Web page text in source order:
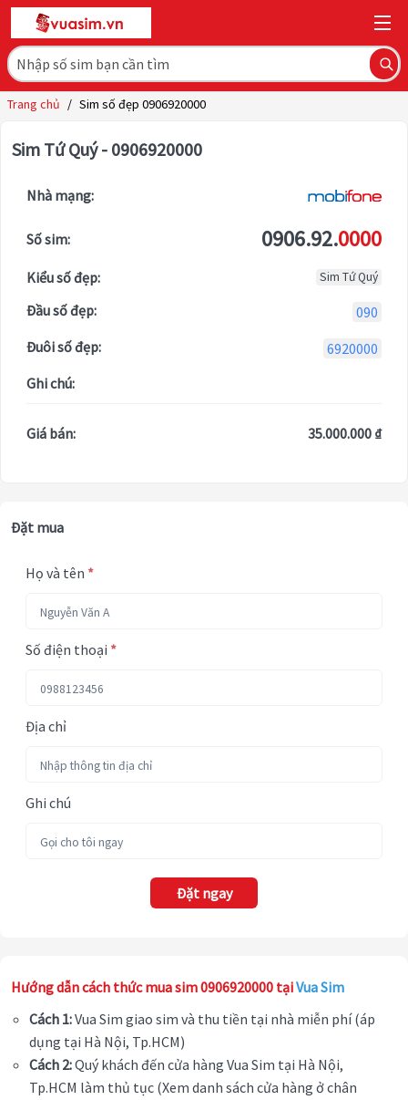
Trang chủ / Sim số đẹp 0906920000
Sim Tứ Quý - 0906920000
Nhà mạng:
Số sim: 0906.92.0000
Kiểu số đẹp: Sim Tứ Quý
Đầu số đẹp:
090
Đuôi số đẹp:
6920000
Ghi chú:
Giá bán: 35.000.000 ₫
Đặt mua
Họ và tên *
Số điện thoại *
Địa chỉ
Ghi chú
Đặt ngay
Hướng dẫn cách thức mua sim 0906920000 tạiVua Sim
Cách 1:Vua Sim giao sim và thu tiền tại nhà miễn phí (áp
dụng tại Hà Nội, Tp.HCM)
Cách 2:Quý khách đến cửa hàng Vua Sim tại Hà Nội,
Tp.HCM làm thủ tục (Xem danh sách cửa hàng ở chân